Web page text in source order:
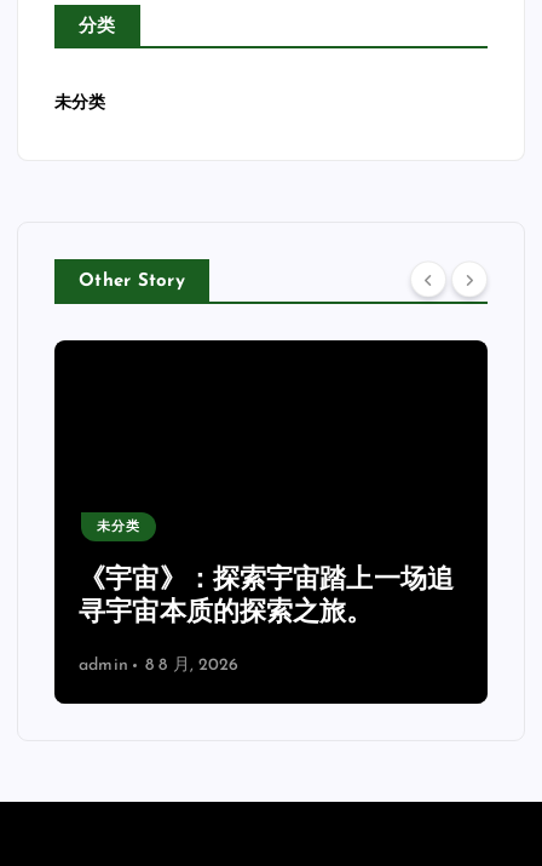
分类
未分类
Other Story
未分类
《宇宙》：探索宇宙踏上一场追
寻宇宙本质的探索之旅。
admin 8 8 月, 2026